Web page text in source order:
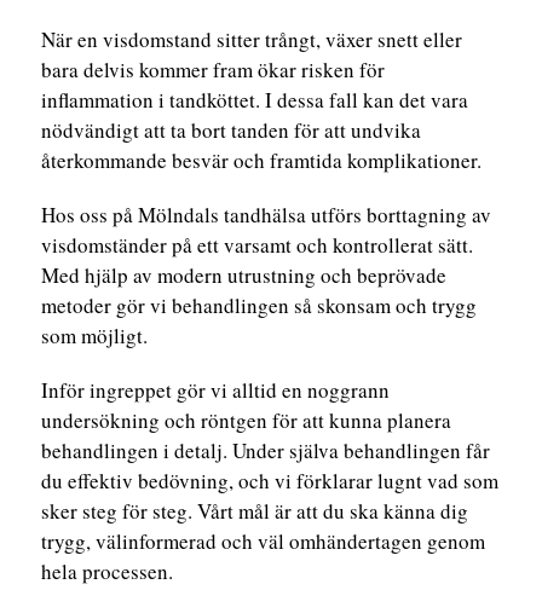
När en visdomstand sitter trångt, växer snett eller
bara delvis kommer fram ökar risken för
inflammation i tandköttet. I dessa fall kan det vara
nödvändigt att ta bort tanden för att undvika
återkommande besvär och framtida komplikationer.
Hos oss på Mölndals tandhälsa utförs borttagning av
visdomständer på ett varsamt och kontrollerat sätt.
Med hjälp av modern utrustning och beprövade
metoder gör vi behandlingen så skonsam och trygg
som möjligt.
Inför ingreppet gör vi alltid en noggrann
undersökning och röntgen för att kunna planera
behandlingen i detalj. Under själva behandlingen får
du effektiv bedövning, och vi förklarar lugnt vad som
sker steg för steg. Vårt mål är att du ska känna dig
trygg, välinformerad och väl omhändertagen genom
hela processen.